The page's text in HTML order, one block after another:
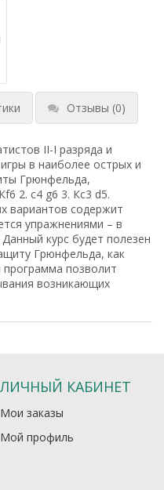
Отзывы (0)
II-I разряда и
в наиболее острых и
Грюнфельда,
2. c4 g6 3. Кc3 d5.
вариантов содержит
упражнениями – в
курс будет полезен
Грюнфельда, как
позволит
возникающих
ЛИЧНЫЙ КАБИНЕТ
Мои заказы
Мой профиль